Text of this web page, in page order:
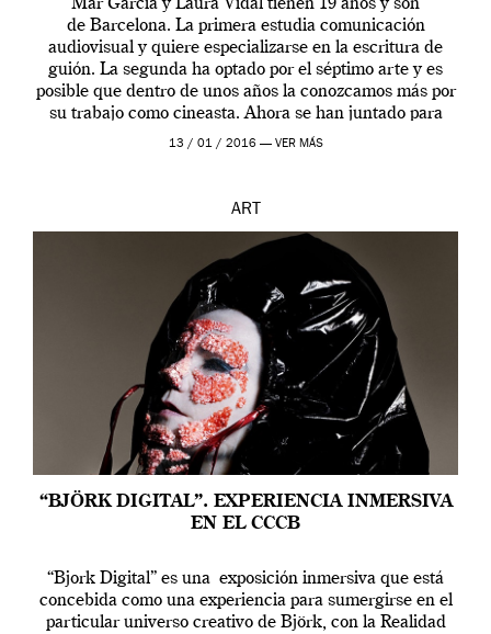
Mar Garcia y Laura Vidal tienen 19 años y son
de Barcelona. La primera estudia comunicación
audiovisual y quiere especializarse en la escritura de
guión. La segunda ha optado por el séptimo arte y es
posible que dentro de unos años la conozcamos más por
su trabajo como cineasta. Ahora se han juntado para
contarnos una […]
13 / 01 / 2016 — VER MÁS
ART
“BJÖRK DIGITAL”. EXPERIENCIA INMERSIVA
EN EL CCCB
“Bjork Digital” es una exposición inmersiva que está
concebida como una experiencia para sumergirse en el
particular universo creativo de Björk, con la Realidad